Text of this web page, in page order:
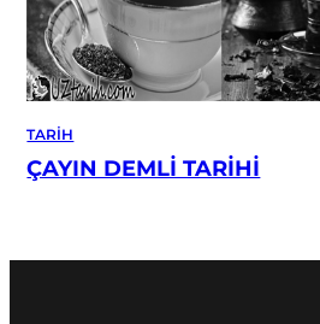
TARIH
ÇAYIN DEMLİ TARİHİ